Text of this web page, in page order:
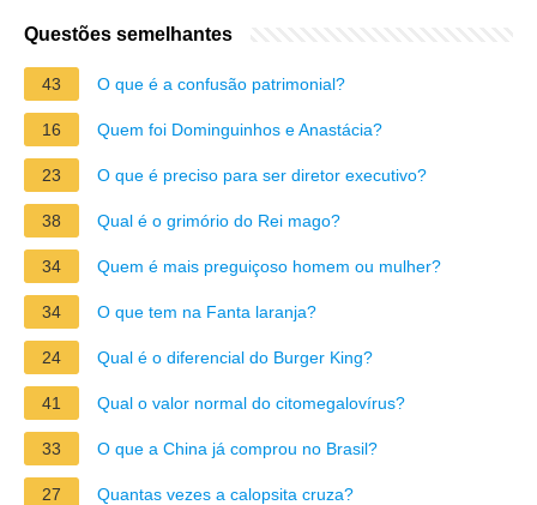
Questões semelhantes
43 O que é a confusão patrimonial?
16 Quem foi Dominguinhos e Anastácia?
23 O que é preciso para ser diretor executivo?
38 Qual é o grimório do Rei mago?
34 Quem é mais preguiçoso homem ou mulher?
34 O que tem na Fanta laranja?
24 Qual é o diferencial do Burger King?
41 Qual o valor normal do citomegalovírus?
33 O que a China já comprou no Brasil?
27 Quantas vezes a calopsita cruza?